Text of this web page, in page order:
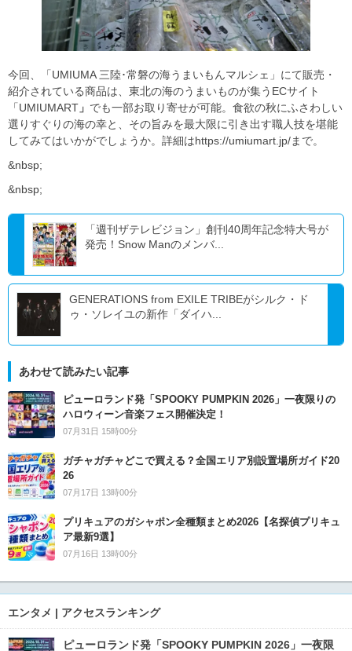
今回、「UMIUMA 三陸･常磐の海うまいもんマルシェ」にて販売・
紹介されている商品は、東北の海のうまいものが集うECサイト
「UMIUMART 」 でも一部お取り寄せが可能。食欲の秋にふさわしい
選りすぐりの海の幸と、その旨みを最大限に引き出す職人技を堪能
してみてはいかがでしょうか。詳細はhttps://umiumart.jp/まで。
&nbsp;
&nbsp;
「週刊ザテレビジョン」創刊40周年記念特大号が
発売！Snow Manのメンバ...
GENERATIONS from EXILE TRIBEがシルク・ド
ゥ・ソレイユの新作「ダイハ...
あわせて読みたい記事
ピューロランド発「SPOOKY PUMPKIN 2026」一夜限りの
ハロウィーン音楽フェス開催決定！
07月31日 15時00分
ガチャガチャどこで買える？全国エリア別設置場所ガイド20
26
07月17日 13時00分
プリキュアのガシャポン全種類まとめ2026【名探偵プリキュ
ア最新9選】
07月16日 13時00分
エンタメ | アクセスランキング
ピューロランド発「SPOOKY PUMPKIN 2026」一夜限